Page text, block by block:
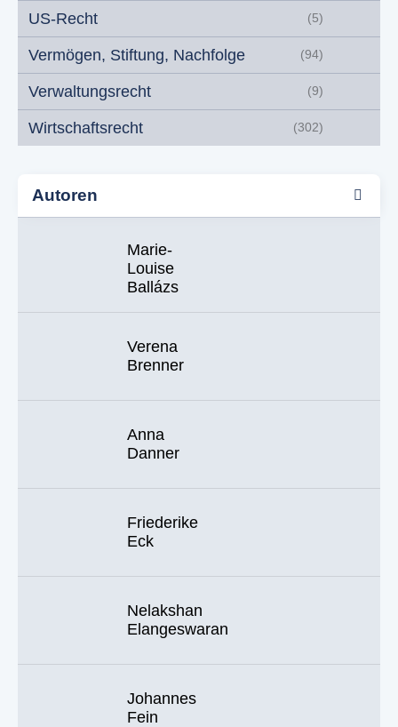
US-Recht (5)
Vermögen, Stiftung, Nachfolge (94)
Verwaltungsrecht (9)
Wirtschaftsrecht (302)
Autoren
Marie-
Louise
Ballázs
Verena
Brenner
Anna
Danner
Friederike
Eck
Nelakshan
Elangeswaran
Johannes
Fein